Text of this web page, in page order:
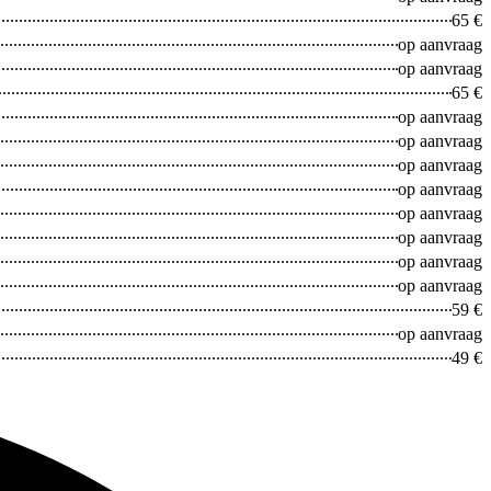
Galaxy A
65 €
op aanvraag
op aanvraag
65 €
op aanvraag
op aanvraag
op aanvraag
op aanvraag
op aanvraag
op aanvraag
op aanvraag
op aanvraag
59 €
op aanvraag
49 €